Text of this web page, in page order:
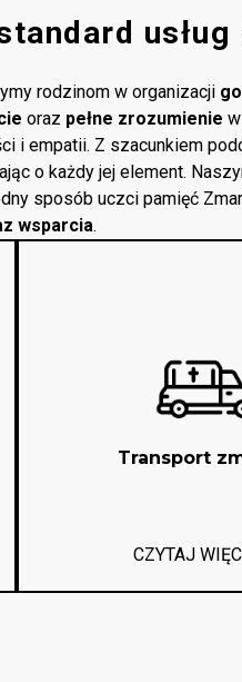
rodzinom w organizacji
oraz pełne zrozumienie
i empatii. Z szacunkiem
o każdy jej element.
sposób uczci pamięć
wsparcia.
Transport
CZYTAJ